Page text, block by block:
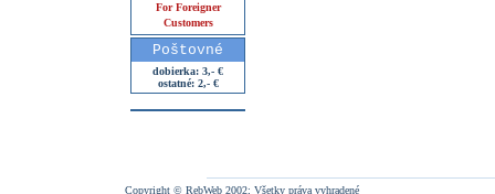
For Foreigner
Customers
Poštovné
dobierka: 3,- €
ostatné: 2,- €
Copyright © RebWeb 2002; Všetky práva vyhradené